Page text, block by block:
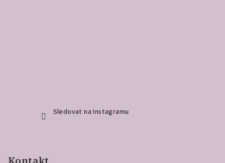
Sledovat na Instagramu